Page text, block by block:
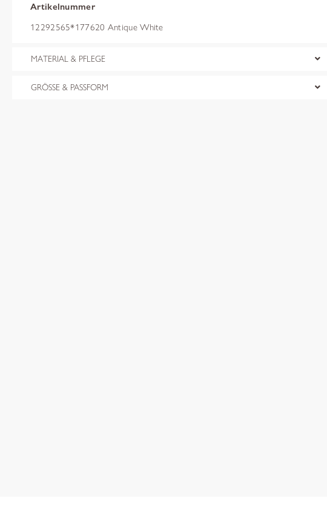
Artikelnummer
12292565*177620 Antique White
MATERIAL & PFLEGE
GRÖSSE & PASSFORM